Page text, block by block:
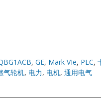
, GE, Mark VIe, PLC,
气轮机, 电力, 电机, 通用电气